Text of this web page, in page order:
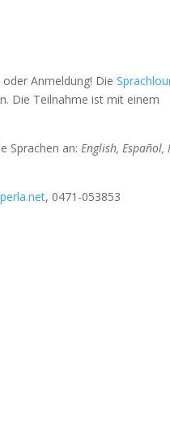
oder Anmeldung! Die
Die Teilnahme ist mit einem
Sprachen an:English, Español,
, 0471-053853